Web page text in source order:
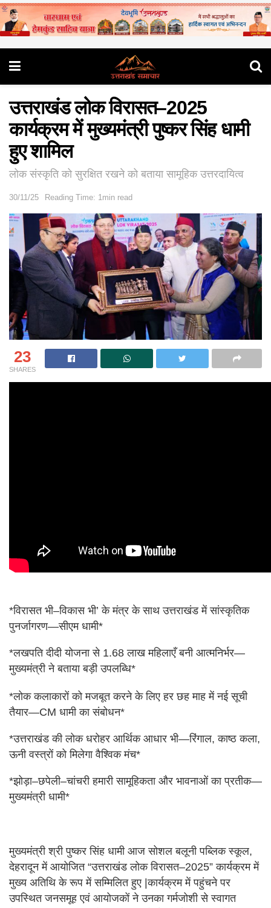
उत्तराखंड लोक विरासत–2025
कार्यक्रम में मुख्यमंत्री पुष्कर सिंह धामी
हुए शामिल
लोक संस्कृति को सुरक्षित रखने को बताया सामूहिक उत्तरदायित्व
30/11/25 Reading Time: 1min read
23
SHARES
*विरासत भी–विकास भी’ के मंत्र के साथ उत्तराखंड में सांस्कृतिक
पुनर्जागरण—सीएम धामी*
*लखपति दीदी योजना से 1.68 लाख महिलाएँ बनी आत्मनिर्भर—
मुख्यमंत्री ने बताया बड़ी उपलब्धि*
*लोक कलाकारों को मजबूत करने के लिए हर छह माह में नई सूची
तैयार—CM धामी का संबोधन*
*उत्तराखंड की लोक धरोहर आर्थिक आधार भी—रिंगाल, काष्ठ कला,
ऊनी वस्त्रों को मिलेगा वैश्विक मंच*
*झोड़ा–छपेली–चांचरी हमारी सामूहिकता और भावनाओं का प्रतीक—
मुख्यमंत्री धामी*
मुख्यमंत्री श्री पुष्कर सिंह धामी आज सोशल बलूनी पब्लिक स्कूल,
देहरादून में आयोजित “उत्तराखंड लोक विरासत–2025” कार्यक्रम में
मुख्य अतिथि के रूप में सम्मिलित हुए |कार्यक्रम में पहुंचने पर
उपस्थित जनसमूह एवं आयोजकों ने उनका गर्मजोशी से स्वागत